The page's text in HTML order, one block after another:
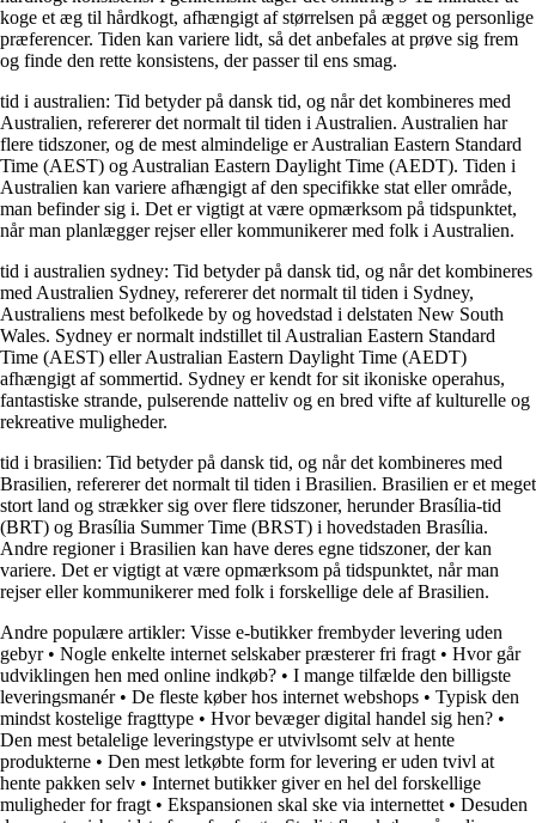
koge et æg til hårdkogt, afhængigt af størrelsen på ægget og personlige
præferencer. Tiden kan variere lidt, så det anbefales at prøve sig frem
og finde den rette konsistens, der passer til ens smag.
tid i australien: Tid betyder på dansk tid, og når det kombineres med
Australien, refererer det normalt til tiden i Australien. Australien har
flere tidszoner, og de mest almindelige er Australian Eastern Standard
Time (AEST) og Australian Eastern Daylight Time (AEDT). Tiden i
Australien kan variere afhængigt af den specifikke stat eller område,
man befinder sig i. Det er vigtigt at være opmærksom på tidspunktet,
når man planlægger rejser eller kommunikerer med folk i Australien.
tid i australien sydney: Tid betyder på dansk tid, og når det kombineres
med Australien Sydney, refererer det normalt til tiden i Sydney,
Australiens mest befolkede by og hovedstad i delstaten New South
Wales. Sydney er normalt indstillet til Australian Eastern Standard
Time (AEST) eller Australian Eastern Daylight Time (AEDT)
afhængigt af sommertid. Sydney er kendt for sit ikoniske operahus,
fantastiske strande, pulserende natteliv og en bred vifte af kulturelle og
rekreative muligheder.
tid i brasilien: Tid betyder på dansk tid, og når det kombineres med
Brasilien, refererer det normalt til tiden i Brasilien. Brasilien er et meget
stort land og strækker sig over flere tidszoner, herunder Brasília-tid
(BRT) og Brasília Summer Time (BRST) i hovedstaden Brasília.
Andre regioner i Brasilien kan have deres egne tidszoner, der kan
variere. Det er vigtigt at være opmærksom på tidspunktet, når man
rejser eller kommunikerer med folk i forskellige dele af Brasilien.
Andre populære artikler: Visse e-butikker frembyder levering uden
gebyr• Nogle enkelte internet selskaber præsterer fri fragt • Hvor går
udviklingen hen med online indkøb? • I mange tilfælde den billigste
leveringsmanér• De fleste køber hos internet webshops • Typisk den
mindst kostelige fragttype • Hvor bevæger digital handel sig hen? •
Den mest betalelige leveringstype er utvivlsomt selv at hente
produkterne • Den mest letkøbte form for levering er uden tvivl at
hente pakken selv • Internet butikker giver en hel del forskellige
muligheder for fragt • Ekspansionen skal ske via internettet • Desuden